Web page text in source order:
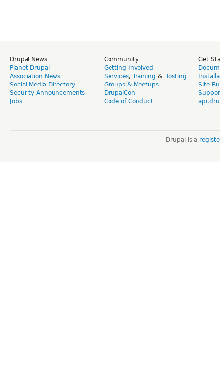
Drupal News
Planet Drupal
Association News
Social Media Directory
Security Announcements
Jobs
Community
Getting Involved
Services, Training & Hosting
Groups & Meetups
DrupalCon
Code of Conduct
Get
Site
Drupal is a